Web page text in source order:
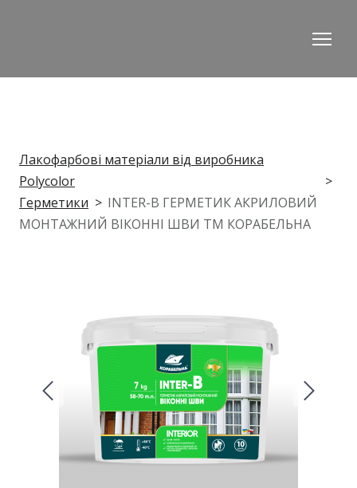
Лакофарбові матеріали від виробника
Polycolor
Герметики
INTER-B ГЕРМЕТИК АКРИЛОВИЙ
МОНТАЖНИЙ ВІКОННІ ШВИ ТМ КОРАБЕЛЬНА